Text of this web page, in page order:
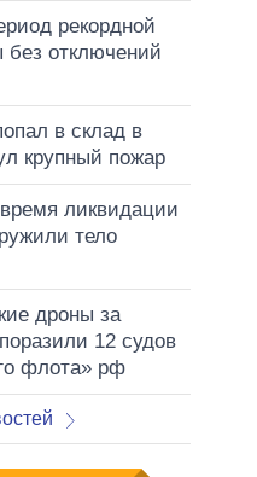
рекордной
без отключений
в склад в
крупный пожар
ликвидации
тело
дроны за
12 судов
флота» рф